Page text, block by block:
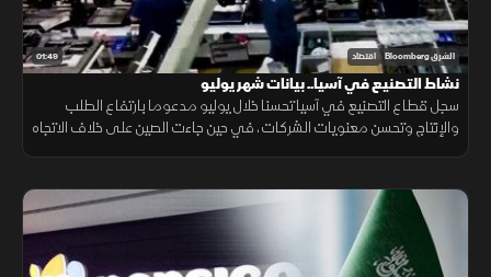
01:49 الشرق Bloomberg اقتصاد
نشاط التصنيع في آسيا.. بيانات شهر يوليو
سجل قطاع التصنيع في آسيا تحسنا خلال يوليو مدعوما بارتفاع الطلب
والإنتاج وتحسن معنويات الشركات، في حين جاءت الصين على خلاف الاتجاه